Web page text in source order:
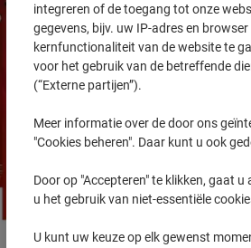
integreren of de toegang tot onze
gegevens, bijv. uw IP-adres en
kernfunctionaliteit van de website te
voor het gebruik van de betreffende
(“Externe partijen”).
Meer informatie over de door ons
"Cookies beheren". Daar kunt u ook
Door op "Accepteren" te klikken, gaat
u het gebruik van niet-essentiële
U kunt uw keuze op elk gewenst